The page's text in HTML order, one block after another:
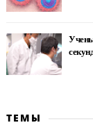
ТЕМЫ